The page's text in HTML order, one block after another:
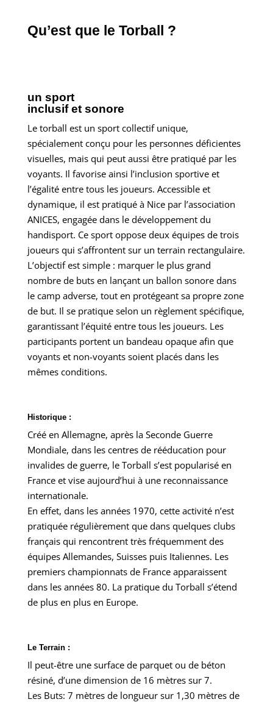
Qu’est que le Torball ?
un sport
inclusif et sonore
Le torball est un sport collectif unique,
spécialement conçu pour les personnes déficientes
visuelles, mais qui peut aussi être pratiqué par les
voyants. Il favorise ainsi l’inclusion sportive et
l’égalité entre tous les joueurs. Accessible et
dynamique, il est pratiqué à Nice par l’association
ANICES, engagée dans le développement du
handisport. Ce sport oppose deux équipes de trois
joueurs qui s’affrontent sur un terrain rectangulaire.
L’objectif est simple : marquer le plus grand
nombre de buts en lançant un ballon sonore dans
le camp adverse, tout en protégeant sa propre zone
de but. Il se pratique selon un règlement spécifique,
garantissant l’équité entre tous les joueurs. Les
participants portent un bandeau opaque afin que
voyants et non-voyants soient placés dans les
mêmes conditions.
Historique :
Créé en Allemagne, après la Seconde Guerre
Mondiale, dans les centres de rééducation pour
invalides de guerre, le Torball s’est popularisé en
France et vise aujourd’hui à une reconnaissance
internationale.
En effet, dans les années 1970, cette activité n’est
pratiquée régulièrement que dans quelques clubs
français qui rencontrent très fréquemment des
équipes Allemandes, Suisses puis Italiennes. Les
premiers championnats de France apparaissent
dans les années 80. La pratique du Torball s’étend
de plus en plus en Europe.
Le Terrain :
Il peut-être une surface de parquet ou de béton
résiné, d’une dimension de 16 mètres sur 7.
Les Buts: 7 mètres de longueur sur 1,30 mètres de